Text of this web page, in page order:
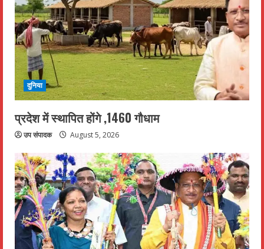
दुनिया
प्रदेश में स्थापित होंगे ,1460 गौधाम
उप संपादक August 5, 2026